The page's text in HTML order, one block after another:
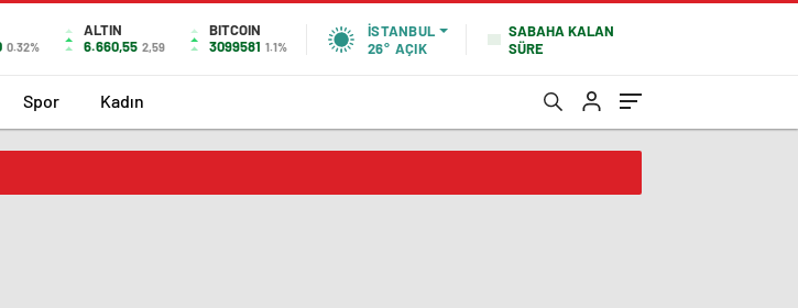
0.32%
ALTIN
6.660,55 2,59
BITCOIN
3099581 1.1%
İSTANBUL
26° AÇIK
SABAHA KALAN
SÜRE
Spor Kadın